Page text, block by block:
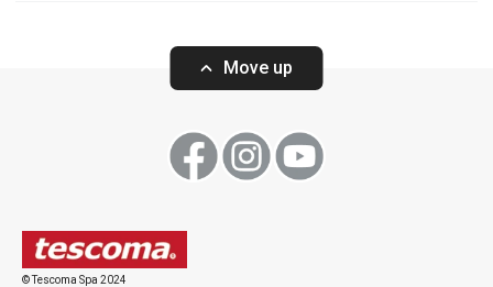
Move up
© Tescoma Spa 2024